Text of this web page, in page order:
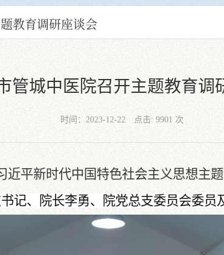
教育调研座谈会
管城中医院召开主题教育调
时间：2023-12-22 点击: 9901 次
平新时代中国特色社会主义思想主题
记、院长李勇、院党总支委员会委员